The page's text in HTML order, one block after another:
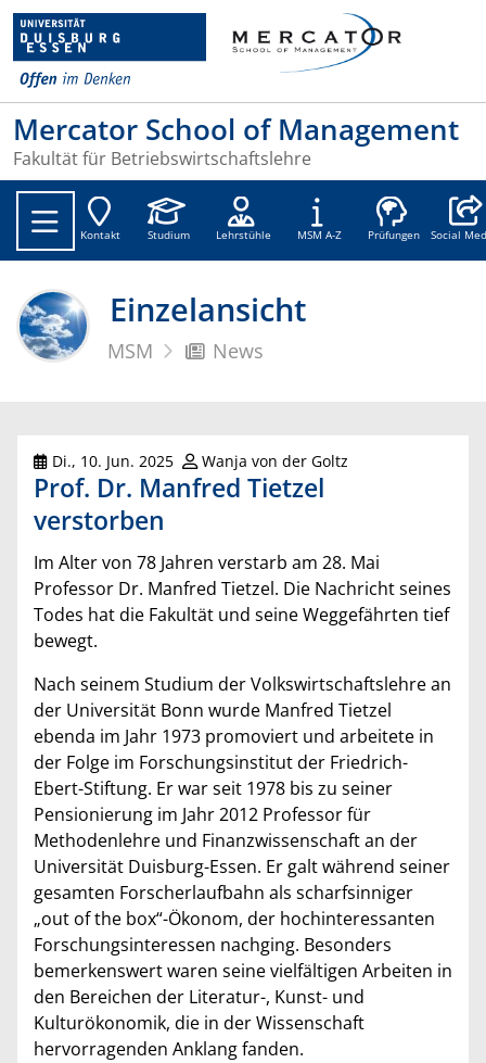
Mercator School of Management
Fakultät für Betriebswirtschaftslehre
Kontakt Studium Lehrstühle MSM A-Z Prüfungen Social
Einzelansicht
MSM News
Di., 10. Jun. 2025 Wanja von der Goltz
Prof. Dr. Manfred Tietzel
verstorben
Im Alter von 78 Jahren verstarb am 28. Mai
Professor Dr. Manfred Tietzel. Die Nachricht seines
Todes hat die Fakultät und seine Weggefährten tief
bewegt.
Nach seinem Studium der Volkswirtschaftslehre an
der Universität Bonn wurde Manfred Tietzel
ebenda im Jahr 1973 promoviert und arbeitete in
der Folge im Forschungsinstitut der Friedrich-
Ebert-Stiftung. Er war seit 1978 bis zu seiner
Pensionierung im Jahr 2012 Professor für
Methodenlehre und Finanzwissenschaft an der
Universität Duisburg-Essen. Er galt während seiner
gesamten Forscherlaufbahn als scharfsinniger
„out of the box“-Ökonom, der hochinteressanten
Forschungsinteressen nachging. Besonders
bemerkenswert waren seine vielfältigen Arbeiten in
den Bereichen der Literatur-, Kunst- und
Kulturökonomik, die in der Wissenschaft
hervorragenden Anklang fanden.